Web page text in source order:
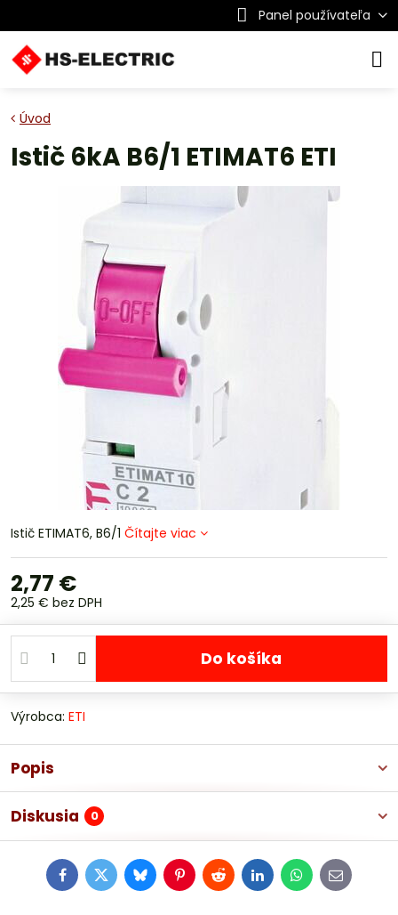
Panel používateľa
Úvod
Istič 6kA B6/1 ETIMAT6 ETI
Istič ETIMAT6, B6/1 Čítajte viac
2,77 €
2,25 € bez DPH
Do košíka
Výrobca: ETI
Popis
Diskusia 0
FacebookTwitterBlueskyPinterestRedditLinkedInWhatsApp
E-
mail